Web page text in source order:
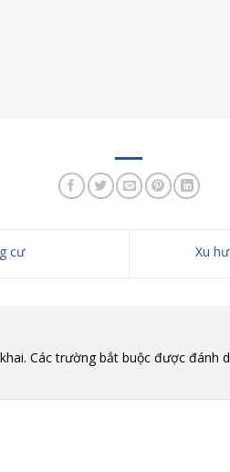
cư Xu
Các trường bắt buộc được đánh